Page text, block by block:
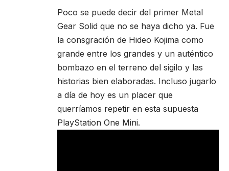
Poco se puede decir del primer Metal
Gear Solid que no se haya dicho ya. Fue
la consgración de Hideo Kojima como
grande entre los grandes y un auténtico
bombazo en el terreno del sigilo y las
historias bien elaboradas. Incluso jugarlo
a día de hoy es un placer que
querríamos repetir en esta supuesta
PlayStation One Mini.